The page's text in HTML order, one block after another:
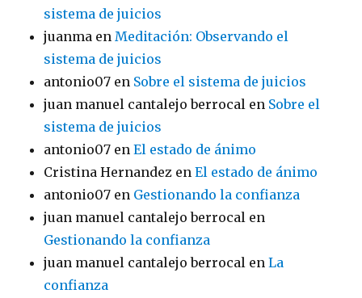
sistema de juicios
juanma en Meditación: Observando el
sistema de juicios
antonio07 en Sobre el sistema de juicios
juan manuel cantalejo berrocal en Sobre el
sistema de juicios
antonio07 enEl estado de ánimo
Cristina Hernandez enEl estado de ánimo
antonio07 en Gestionando la confianza
juan manuel cantalejo berrocal en
Gestionando la confianza
juan manuel cantalejo berrocal enLa
confianza